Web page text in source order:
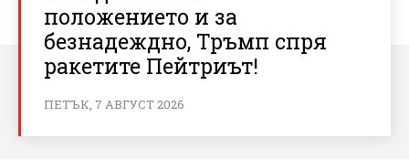
положението и за
безнадеждно, Тръмп спря
ракетите Пейтриът!
ПЕТЪК, 7 АВГУСТ 2026